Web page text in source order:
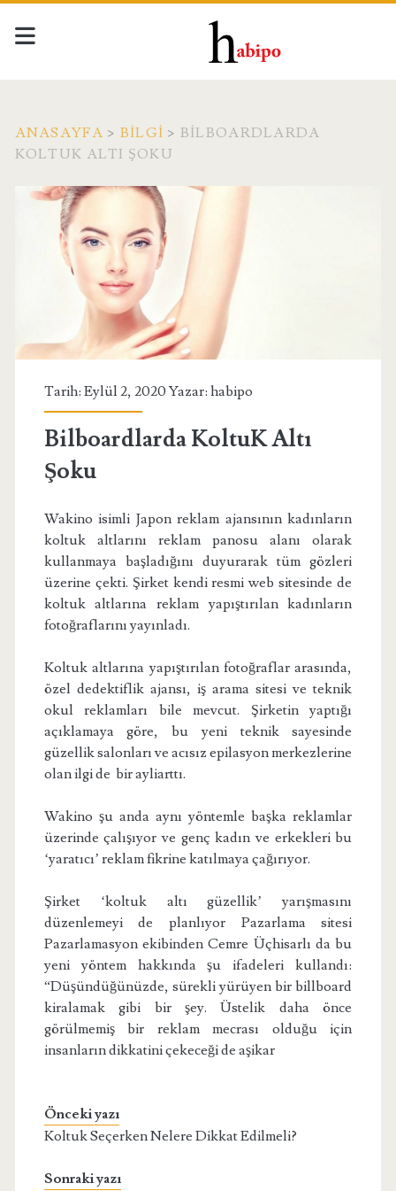
ANASAYFA > BILGI > BILBOARDLARDA
KOLTUK ALTI ŞOKU
Tarih: Eylül 2, 2020 Yazar: habipo
Bilboardlarda KoltuK Altı
Şoku
Wakino isimli Japon reklam ajansının kadınların
koltuk altlarını reklam panosu alanı olarak
kullanmaya başladığını duyurarak tüm gözleri
üzerine çekti. Şirket kendi resmi web sitesinde de
koltuk altlarına reklam yapıştırılan kadınların
fotoğraflarını yayınladı.
Koltuk altlarına yapıştırılan fotoğraflar arasında,
özel dedektiflik ajansı, iş arama sitesi ve teknik
okul reklamları bile mevcut. ​Şirketin yaptığı
açıklamaya göre, bu yeni teknik sayesinde
güzellik salonları ve acısız epilasyon merkezlerine
olan ilgi de bir ayliarttı.
Wakino şu anda aynı yöntemle başka reklamlar
üzerinde çalışıyor ve genç kadın ve erkekleri bu
‘yaratıcı’ reklam fikrine katılmaya çağırıyor.
Şirket ‘koltuk altı güzellik’ yarışmasını
düzenlemeyi de planlıyor Pazarlama sitesi
Pazarlamasyon ekibinden Cemre Üçhisarlı da bu
yeni yöntem hakkında şu ifadeleri kullandı:
“Düşündüğünüzde, sürekli yürüyen bir billboard
kiralamak gibi bir şey. Üstelik daha önce
görülmemiş bir reklam mecrası olduğu için
insanların dikkatini çekeceği de aşikar
Önceki yazı
Koltuk Seçerken Nelere Dikkat Edilmeli?
Sonraki yazı